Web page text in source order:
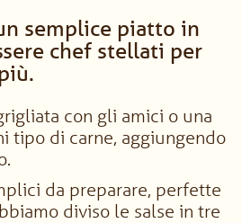
semplice piatto in
chef stellati per
con gli amici o una
tipo di carne, aggiungendo
da preparare, perfette
diviso le salse in tre